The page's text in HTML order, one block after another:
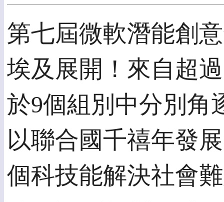
第七屆微軟潛能創
埃及展開！來自超
於9個組別中分別角
以聯合國千禧年發
個科技能解決社會